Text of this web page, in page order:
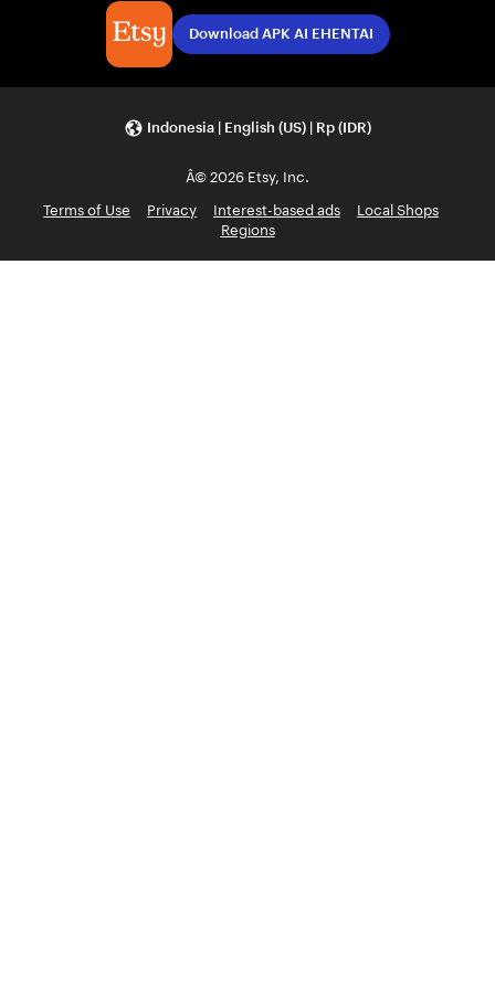
Download APK AI EHENTAI
Indonesia | English (US) | Rp (IDR)
Â© 2026 Etsy, Inc.
Terms of Use
Privacy Interest-based ads
Local Shops
Regions